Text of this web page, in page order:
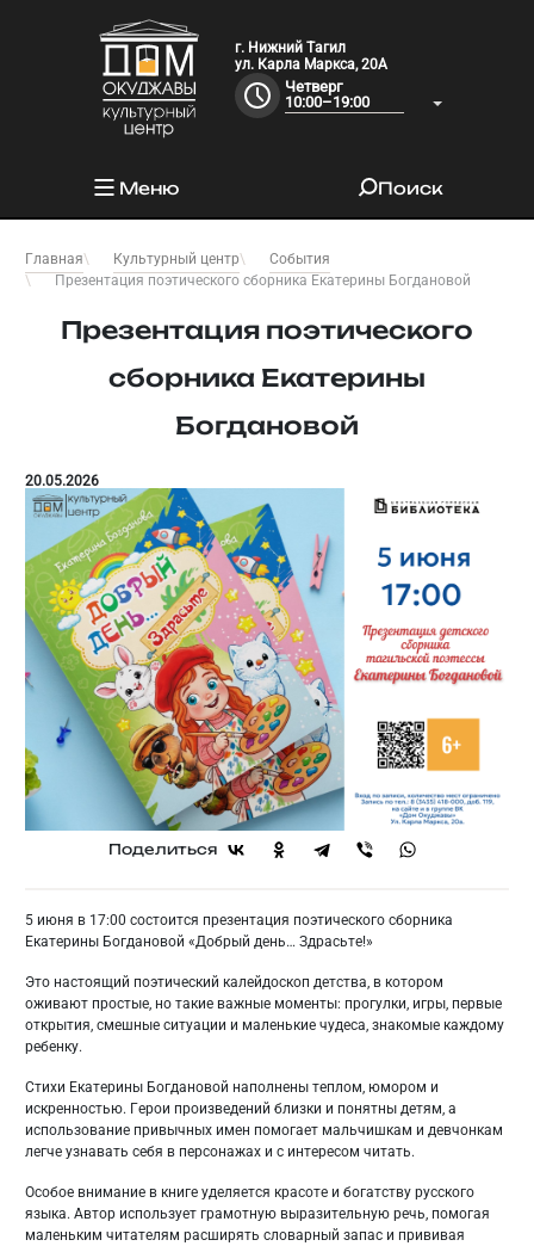
г. Нижний Тагил
ул. Карла Маркса, 20А
Четверг
10:00–19:00
Меню Поиск
Главная Культурный центр
События
Презентация поэтического сборника Екатерины Богдановой
Презентация поэтического
сборника Екатерины
Богдановой
20.05.2026
Поделиться
5 июня в 17:00 состоится презентация поэтического сборника
Екатерины Богдановой «Добрый день… Здрасьте!»
Это настоящий поэтический калейдоскоп детства, в котором
оживают простые, но такие важные моменты: прогулки, игры, первые
открытия, смешные ситуации и маленькие чудеса, знакомые каждому
ребенку.
Стихи Екатерины Богдановой наполнены теплом, юмором и
искренностью. Герои произведений близки и понятны детям, а
использование привычных имен помогает мальчишкам и девчонкам
легче узнавать себя в персонажах и с интересом читать.
Особое внимание в книге уделяется красоте и богатству русского
языка. Автор использует грамотную выразительную речь, помогая
маленьким читателям расширять словарный запас и прививая